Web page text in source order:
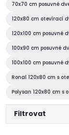
70x70 cm posuvné
120x80 cm otevírací
120x100 cm posuvné
100x90 cm posuvné
100x100 cm posuvné
Ronal 120x80 cm s
Polysan 120x80 cm s
Filtrovat